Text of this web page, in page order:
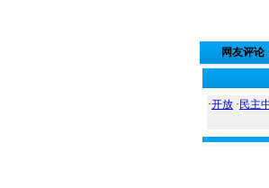
网友评论
·开放 · 民主